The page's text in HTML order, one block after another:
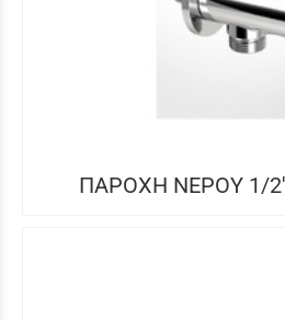
ΠΑΡΟΧΗ ΝΕΡΟΥ 1/2''